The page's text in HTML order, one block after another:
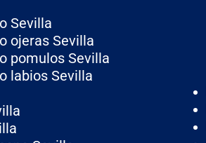
Sevilla
ojeras Sevilla
pomulos Sevilla
labios Sevilla